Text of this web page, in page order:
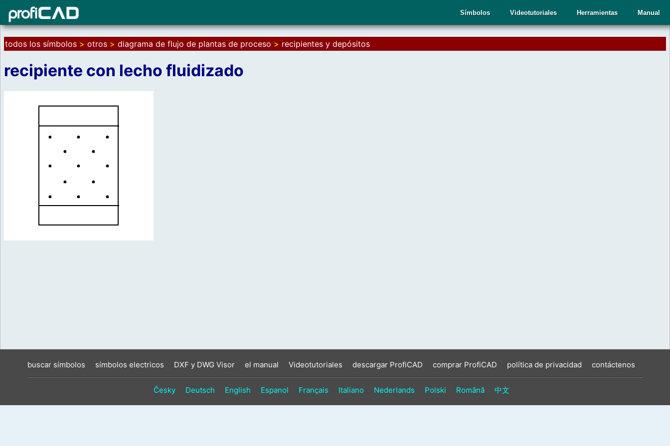
Manual
Herramientas
Videotutoriales
Símbolos
todos los símbolos > otros > diagrama de flujo de plantas de proceso > recipientes y depósitos
recipiente con lecho fluidizado
buscar símbolos símbolos electricos DXF y DWG Visor el manual Videotutoriales descargar ProfiCAD comprar ProfiCAD política de privacidad contáctenos
Česky Deutsch English Espanol Français Italiano Nederlands Polski Română 中文